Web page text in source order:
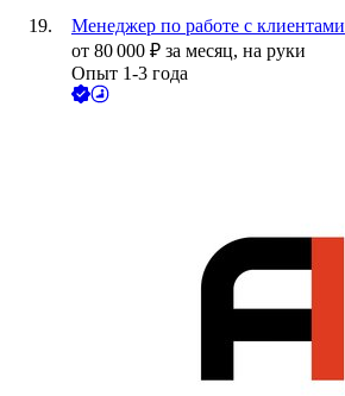
Менеджер по работе с клиентами
от 80 000 ₽ за месяц, на руки
Опыт 1-3 года